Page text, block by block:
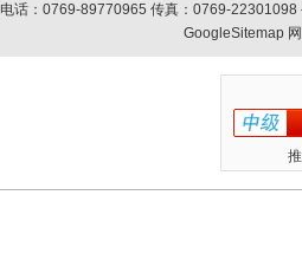
电话：0769-89770965 传真：0769-
GoogleSitemap网